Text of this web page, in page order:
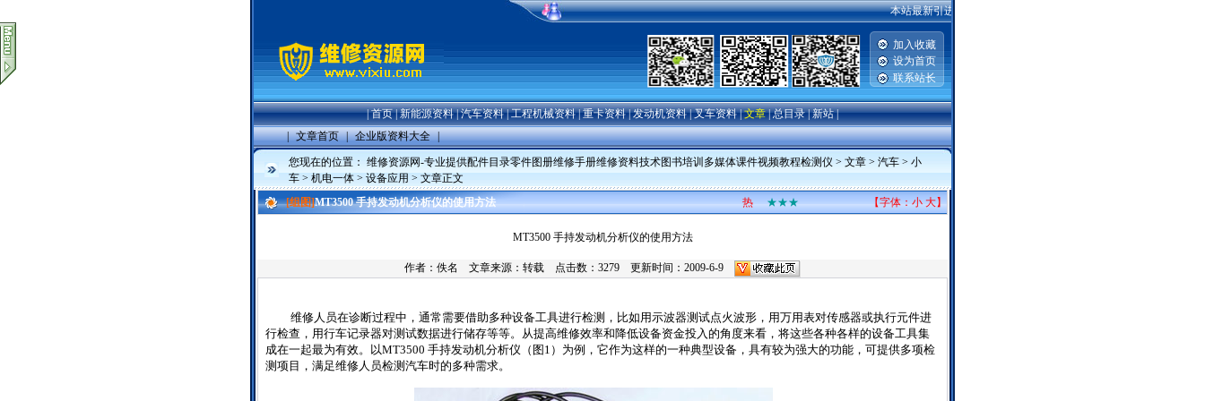
本站最新引进2007-2008款一汽丰田威驰，卡罗拉，普锐斯，广州
加入收藏
设为首页
联系站长
|首页|新能源资料|汽车资料|工程机械资料|重卡资料|发动机资料|叉车资料|文章|总目录|新站|
| 文章首页 | 企业版资料大全 |
您现在的位置： 维修资源网-专业提供配件目录零件图册维修手册维修资料技术图书培训多媒体课件视频教程检测仪 > 文章 > 汽车 > 小
车 > 机电一体 > 设备应用 > 文章正文
[组图]MT3500 手持发动机分析仪的使用方法 热 ★★★ 【字体：小 大】
MT3500 手持发动机分析仪的使用方法
作者：佚名 文章来源：转载 点击数： 3279 更新时间：2009-6-9
维修人员在诊断过程中，通常需要借助多种设备工具进行检测，比如用示波器测试点火波形，用万用表对传感器或执行元件进
行检查，用行车记录器对测试数据进行储存等等。从提高维修效率和降低设备资金投入的角度来看，将这些各种各样的设备工具集
成在一起最为有效。以MT3500 手持发动机分析仪（图 1 ）为例，它作为这样的一种典型设备，具有较为强大的功能，可提供多项检
测项目，满足维修人员检测汽车时的多种需求。